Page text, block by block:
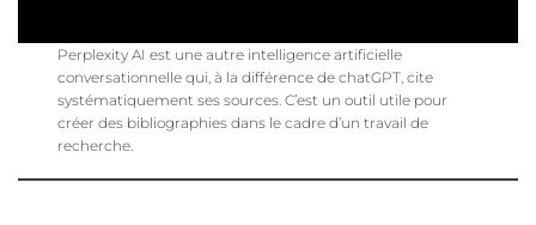
Perplexity AI est une autre intelligence artificielle
conversationnelle qui, à la différence de chatGPT, cite
systématiquement ses sources. C’est un outil utile pour
créer des bibliographies dans le cadre d’un travail de
recherche.